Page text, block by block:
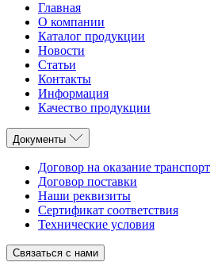
Главная
О компании
Каталог продукции
Новости
Статьи
Контакты
Информация
Качество продукции
Документы
Договор на оказание
Договор поставки
Наши реквизиты
Сертификат соответствия
Технические условия
Связаться с нами